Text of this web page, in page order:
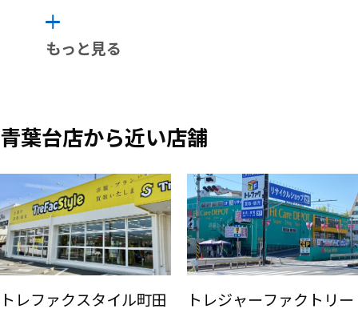
もっと見る
青葉台店から近い店舗
トレファクスタイル町田
トレジャーファクトリー